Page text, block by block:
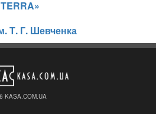
Т. Г. Шевченка
KASA.COM.UA